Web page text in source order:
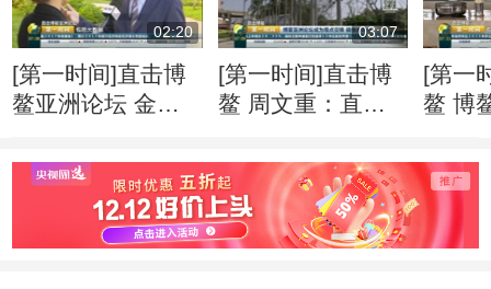
02:20
[第一时间]直击博
鳌亚洲论坛 金融
管面临更多挑战
03:07
[第一时间]直击博
鳌 周文重：直面
洲应发出自己的声
音
[第一
鳌 博
就绪